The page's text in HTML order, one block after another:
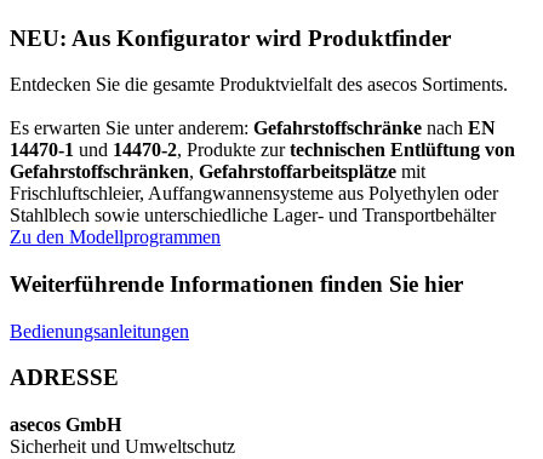
NEU: Aus Konfigurator wird Produktfinder
Entdecken Sie die gesamte Produktvielfalt des asecos Sortiments.
Es erwarten Sie unter anderem: Gefahrstoffschränke nach EN
14470-1 und 14470-2, Produkte zurtechnischen Entlüftung von
Gefahrstoffschränken, Gefahrstoffarbeitsplätze mit
Frischluftschleier, Auffangwannensysteme aus Polyethylen oder
Stahlblech sowie unterschiedliche Lager- und Transportbehälter
Zu den Modellprogrammen
Weiterführende Informationen finden Sie hier
Bedienungsanleitungen
ADRESSE
asecos GmbH
Sicherheit und Umweltschutz